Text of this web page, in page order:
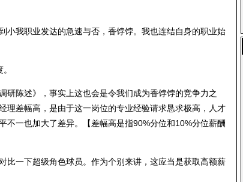
小我职业发达的急速与否，香饽饽。我也连结自身的职业始
研陈述》，事实上这也会是令我们成为香饽饽的竞争力之
理差幅高，是由于这一岗位的专业经验请求恳求极高，人才
不一也加大了差异。【差幅高是指90%分位和10%分位薪酬
比一下超级角色球员。作为个别来讲，这应当是获取高额薪